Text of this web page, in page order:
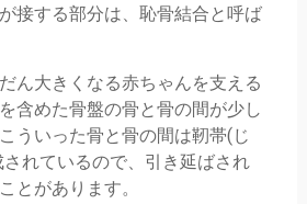
接する部分は、恥骨結合と呼ば
ん大きくなる赤ちゃんを支える
含めた骨盤の骨と骨の間が少し
ういった骨と骨の間は靭帯(じ
れているので、引き延ばされ
とがあります。